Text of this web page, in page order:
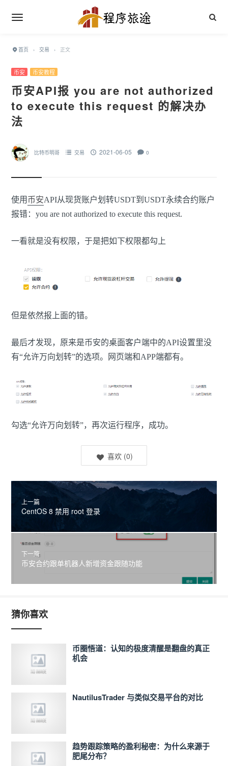
首页 › 交易 › 正文
币安 币安教程
币安API报 you are not authorized
to execute this request 的解决办
法
比特币明哥 交易 2021-06-05 0
使用 币安API从现货账户划转USDT到USDT永续合约账户
报错：you are not authorized to execute this request.
一看就是没有权限，于是把如下权限都勾上
但是依然报上面的错。
最后才发现，原来是币安的桌面客户端中的API设置里没
有“允许万向划转”的选项。网页端和APP端都有。
勾选“允许万向划转”，再次运行程序，成功。
喜欢 (0)
上一篇
CentOS 8 禁用 root 登录
下一篇
币安合约跟单机器人新增资金跟随功能
猜你喜欢
币圈悟道：认知的极度清醒是翻盘的真正
机会
NautilusTrader 与类似交易平台的对比
趋势跟踪策略的盈利秘密：为什么来源于
肥尾分布？